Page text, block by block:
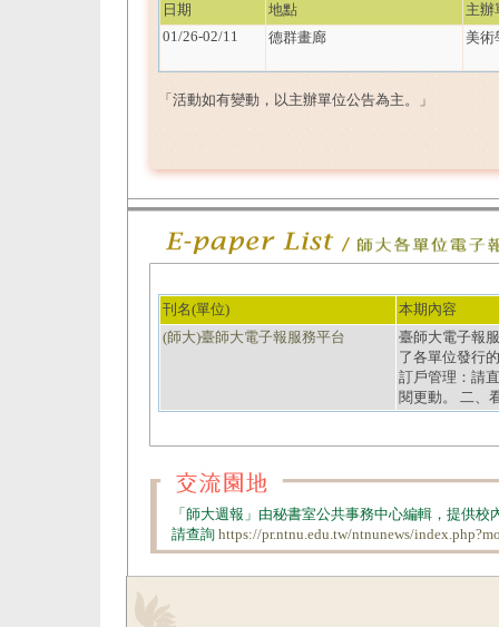
日期
地點
主辦
01/26-02/11
德群畫廊 美術
「活動如有變動，以主辦單位公告為主。」
刊名(單位)
本期內容
(師大)臺師大電子報服務平台
臺師大電子報
了各單位發行
訂戶管理：請
閱更動。 二、
「師大週報」由秘書室公共事務中心編輯，提供
請查詢 https://pr.ntnu.edu.tw/ntnunews/